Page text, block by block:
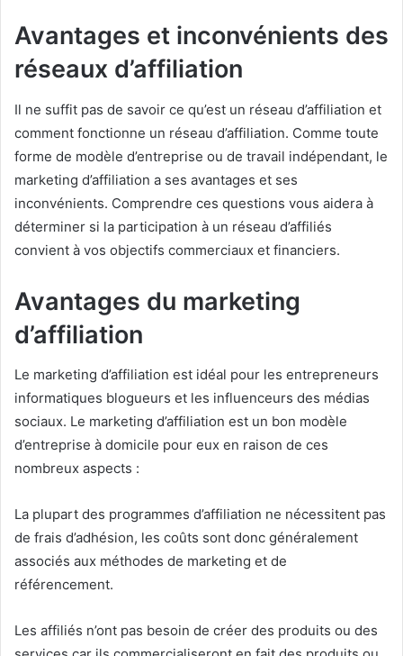
Avantages et inconvénients des
réseaux d’affiliation
Il ne suffit pas de savoir ce qu’est un réseau d’affiliation et
comment fonctionne un réseau d’affiliation. Comme toute
forme de modèle d’entreprise ou de travail indépendant, le
marketing d’affiliation a ses avantages et ses
inconvénients. Comprendre ces questions vous aidera à
déterminer si la participation à un réseau d’affiliés
convient à vos objectifs commerciaux et financiers.
Avantages du marketing
d’affiliation
Le marketing d’affiliation est idéal pour les entrepreneurs
informatiques blogueurs et les influenceurs des médias
sociaux. Le marketing d’affiliation est un bon modèle
d’entreprise à domicile pour eux en raison de ces
nombreux aspects :
La plupart des programmes d’affiliation ne nécessitent pas
de frais d’adhésion, les coûts sont donc généralement
associés aux méthodes de marketing et de
référencement.
Les affiliés n’ont pas besoin de créer des produits ou des